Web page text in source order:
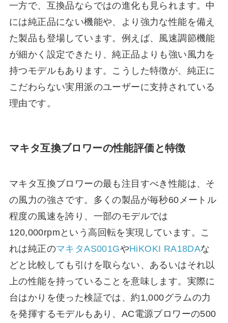
一方で、互換品ならではの進化も見られます。中
には純正品にない機能や、より強力な性能を備え
た製品も登場しています。例えば、風速調節機能
が細かく設定できたり、純正品よりも強い風力を
持つモデルもあります。こうした特徴が、純正に
こだわらない実用派のユーザーに支持されている
理由です。
マキタ互換ブロワーの性能評価と特徴
マキタ互換ブロワーの最も注目すべき性能は、そ
の風力の強さです。多くの製品が毎秒60メートル
程度の風速を誇り、一部のモデルでは
120,000rpmという高回転を実現しています。こ
れは純正のマキタAS001GやHiKOKI RA18DAな
どと比較しても引けを取らない、あるいはそれ以
上の性能を持っていることを意味します。実際に
台はかりを使った検証では、約1,000グラムの力
を発揮するモデルもあり、AC電源ブロワーの500